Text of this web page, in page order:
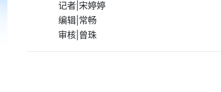
记者|宋婷婷
编辑|常畅
审核|曾珠